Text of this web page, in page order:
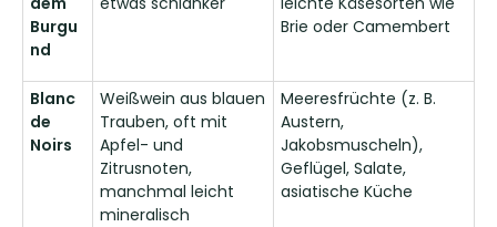
Burgu
nd
Brie oder Camembert
Blanc
de
Noirs
Weißwein aus blauen
Trauben, oft mit
Apfel- und
Zitrusnoten,
manchmal leicht
mineralisch
Meeresfrüchte (z. B.
Austern,
Jakobsmuscheln),
Geflügel, Salate,
asiatische Küche